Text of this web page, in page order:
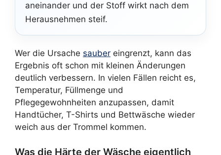
aneinander und der Stoff wirkt nach dem
Herausnehmen steif.
Wer die Ursache sauber eingrenzt, kann das
Ergebnis oft schon mit kleinen Änderungen
deutlich verbessern. In vielen Fällen reicht es,
Temperatur, Füllmenge und
Pflegegewohnheiten anzupassen, damit
Handtücher, T-Shirts und Bettwäsche wieder
weich aus der Trommel kommen.
Was die Härte der Wäsche eigentlich